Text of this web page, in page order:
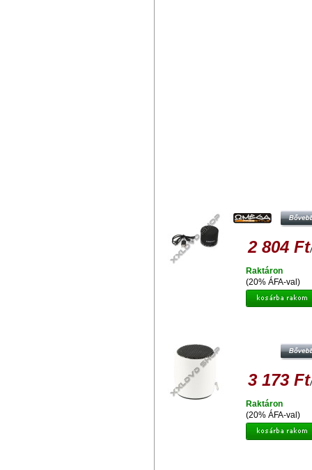
2 804 Ft
(20% ÁFA-val)
Raktáron
3 173 Ft
(20% ÁFA-val)
Raktáron